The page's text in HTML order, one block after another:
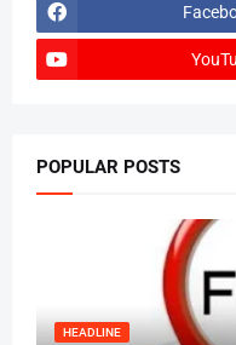
POPULAR POSTS
HEADLINE